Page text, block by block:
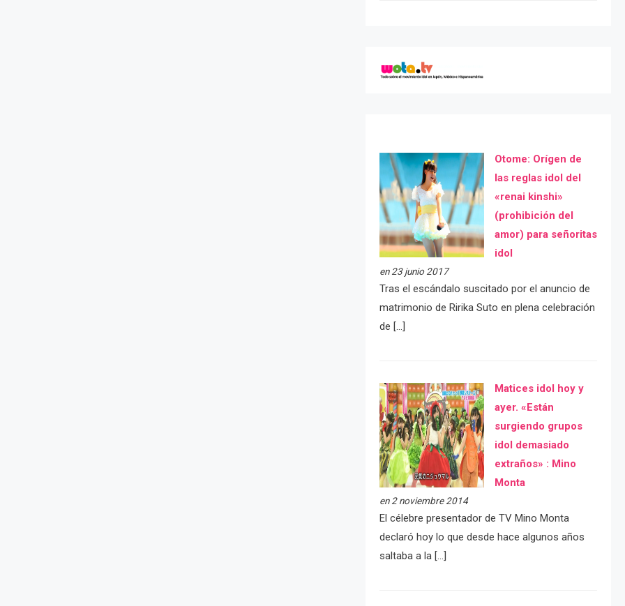
Otome: Orígen de
las reglas idol del
«renai kinshi»
(prohibición del
amor) para señoritas
idol
en 23 junio 2017
Tras el escándalo suscitado por el anuncio de
matrimonio de Ririka Suto en plena celebración
de […]
Matices idol hoy y
ayer. «Están
surgiendo grupos
idol demasiado
extraños» : Mino
Monta
en 2 noviembre 2014
El célebre presentador de TV Mino Monta
declaró hoy lo que desde hace algunos años
saltaba a la […]